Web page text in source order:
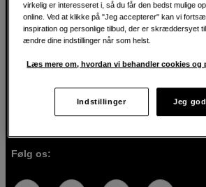
Hos Scandinavian Photo har vi i over
mennesker med at realisere deres
fotografi, lyd, video, film, musik, kunst
brænder for både teknologien og de
bruger den. Vi ved, at de rette
idéer til virkelighed, og vi er her for at
produkter af høj kvalitet tilbyder vi også
Med vores ekspertise og engagement
Følg os:
virkelig er interesseret i, så du får den bedst mulige
online. Ved at klikke på "Jeg accepterer" kan vi
inspiration og personlige tilbud, der er skræddersyet
ændre dine indstillinger når som helst.
Læs mere om, hvordan vi behandler cookies og
Indstillinger Jeg